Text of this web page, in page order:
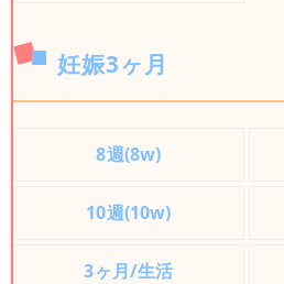
妊娠3ヶ月
8週(8w)
10週(10w)
3ヶ月/生活